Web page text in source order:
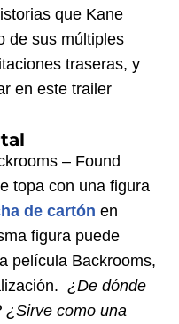
que Kane
de sus múltiples
traseras, y
en este trailer
– Found
topa con una figura
de cartón en
figura puede
película Backrooms,
¿De dónde
¿Sirve como una